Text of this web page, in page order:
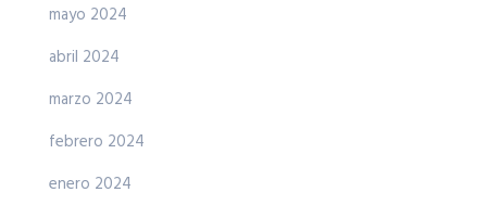
mayo 2024
abril 2024
marzo 2024
febrero 2024
enero 2024